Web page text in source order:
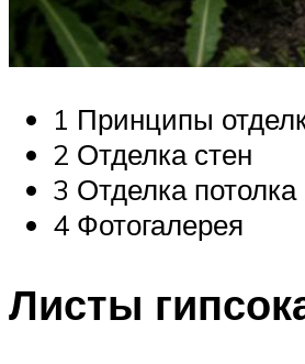
1 Принципы
2 Отделка стен
3 Отделка
4 Фотогалерея
Листы